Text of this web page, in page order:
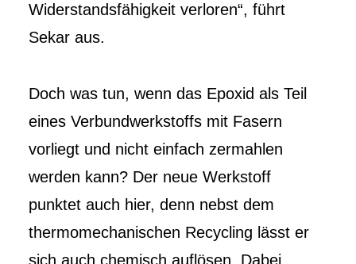
Widerstandsfähigkeit verloren“, führt
Sekar aus.
Doch was tun, wenn das Epoxid als Teil
eines Verbundwerkstoffs mit Fasern
vorliegt und nicht einfach zermahlen
werden kann? Der neue Werkstoff
punktet auch hier, denn nebst dem
thermomechanischen Recycling lässt er
sich auch chemisch auflösen. Dabei